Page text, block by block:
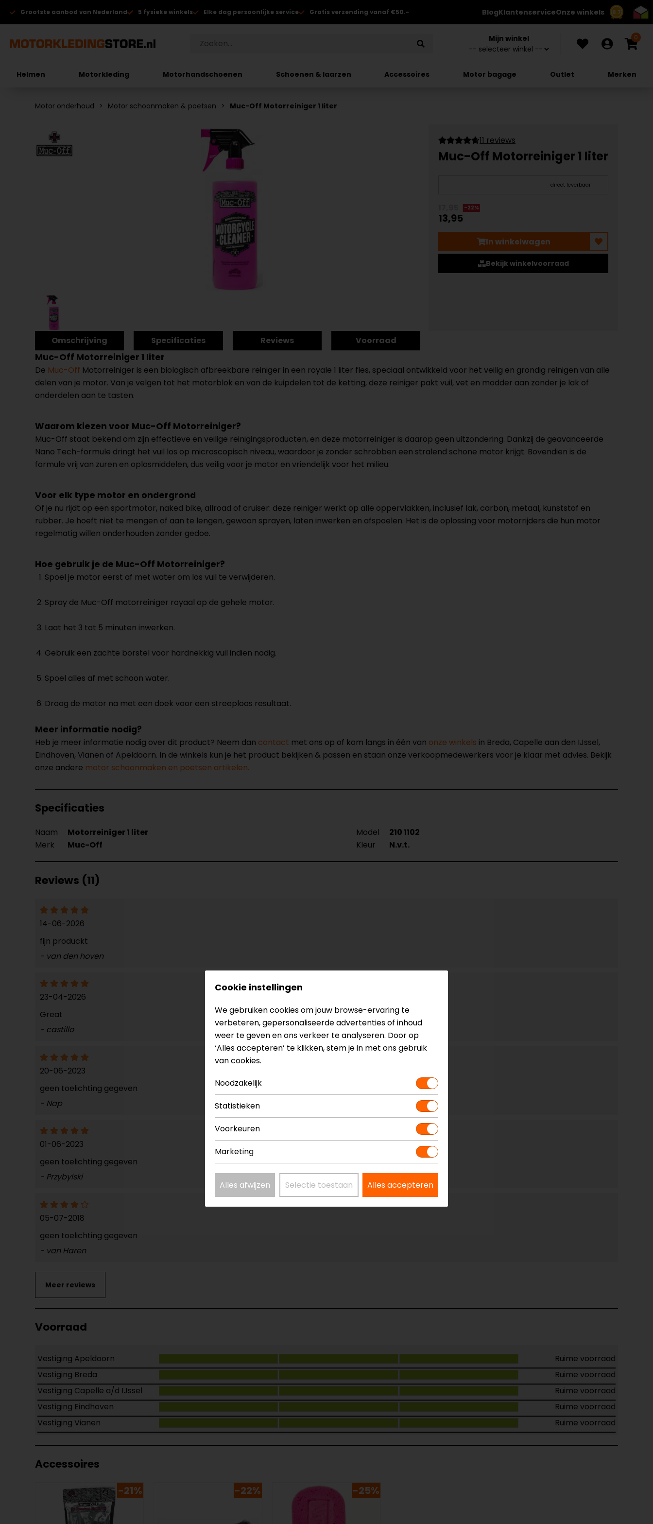
8.7
Grootste aanbod van Nederland 5 fysieke winkels Elke dag persoonlijke service Gratis verzending vanaf €50.- BlogKlantenserviceOnze winkels
Mijn winkel 0
Helmen Motorkleding Motorhandschoenen Schoenen & laarzen Accessoires Motor bagage Outlet Merken
Motor onderhoud Motor schoonmaken & poetsen Muc-Off Motorreiniger 1 liter
11 reviews
Muc-Off Motorreiniger 1 liter
direct leverbaar
-22%
13,95
In winkelwagen
Bekijk winkelvoorraad
Omschrijving Specificaties Reviews Voorraad
Muc-Off Motorreiniger 1 liter
De Muc-Off Motorreiniger is een biologisch afbreekbare reiniger in een royale 1 liter fles, speciaal ontwikkeld voor het veilig en grondig reinigen van alle
delen van je motor. Van je velgen tot het motorblok en van de kuipdelen tot de ketting, deze reiniger pakt vuil, vet en modder aan zonder je lak of
onderdelen aan te tasten.
Waarom kiezen voor Muc-Off Motorreiniger?
Muc-Off staat bekend om zijn effectieve en veilige reinigingsproducten, en deze motorreiniger is daarop geen uitzondering. Dankzij de geavanceerde
Nano Tech-formule dringt het vuil los op microscopisch niveau, waardoor je zonder schrobben een stralend schone motor krijgt. Bovendien is de
formule vrij van zuren en oplosmiddelen, dus veilig voor je motor en vriendelijk voor het milieu.
Voor elk type motor en ondergrond
Of je nu rijdt op een sportmotor, naked bike, allroad of cruiser: deze reiniger werkt op alle oppervlakken, inclusief lak, carbon, metaal, kunststof en
rubber. Je hoeft niet te mengen of aan te lengen, gewoon sprayen, laten inwerken en afspoelen. Het is de oplossing voor motorrijders die hun motor
regelmatig willen onderhouden zonder gedoe.
Hoe gebruik je de Muc-Off Motorreiniger?
Spoel je motor eerst af met water om los vuil te verwijderen.
Spray de Muc-Off motorreiniger royaal op de gehele motor.
Laat het 3 tot 5 minuten inwerken.
Gebruik een zachte borstel voor hardnekkig vuil indien nodig.
Spoel alles af met schoon water.
Droog de motor na met een doek voor een streeploos resultaat.
Meer informatie nodig?
Heb je meer informatie nodig over dit product? Neem dan contact met ons op of kom langs in één van onze winkels in Breda, Capelle aan den IJssel,
Eindhoven, Vianen of Apeldoorn. In de winkels kun je het product bekijken & passen en staan onze verkoopmedewerkers voor je klaar met advies. Bekijk
onze andere motor schoonmaken en poetsen artikelen.
Specificaties
Naam Motorreiniger 1 liter Model
210 1102
Merk
Muc-Off Kleur N.v.t.
Reviews (11)
14-06-2026
fijn produckt
- van den hoven
23-04-2026
Great
- castillo
20-06-2023
geen toelichting gegeven
- Nap
01-06-2023
geen toelichting gegeven
- Przybylski
05-07-2018
geen toelichting gegeven
- van Haren
Voorraad
Vestiging Apeldoorn
Ruime voorraad
Vestiging Breda
Ruime voorraad
Vestiging Capelle a/d IJssel
Ruime voorraad
Vestiging Eindhoven
Ruime voorraad
Vestiging Vianen
Ruime voorraad
Accessoires
-21% -22% -25%
Cookie instellingen
We gebruiken cookies om jouw browse-ervaring te
verbeteren, gepersonaliseerde advertenties of inhoud
weer te geven en ons verkeer te analyseren. Door op
‘Alles accepteren’ te klikken, stem je in met ons gebruik
van cookies.
Noodzakelijk
Statistieken
Voorkeuren
Marketing
Alles afwijzen Selectie toestaan Alles accepteren